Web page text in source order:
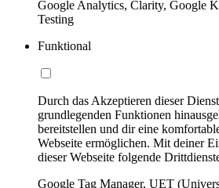
Google Analytics, Clarity, Google
Testing
Funktional
Durch das Akzeptieren dieser
grundlegenden Funktionen
bereitstellen und dir eine
Webseite ermöglichen. Mit deiner
dieser Webseite folgende
Google Tag Manager, UET